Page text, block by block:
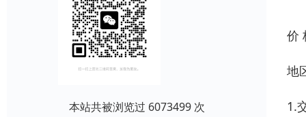
本站共被浏览过 6073499 次
价
地
1.